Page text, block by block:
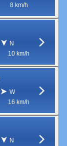
8 km/h
N
10 km/h
W
16 km/h
N